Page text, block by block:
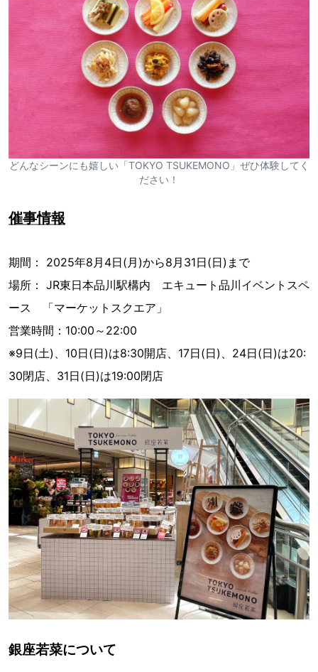
どんなシーンにも嬉しい「TOKYO TSUKEMONO」ぜひ体験してく
ださい！
催事情報
期間： 2025年8月4日(月)から8月31日(日)まで
場所： JR東日本品川駅構内 エキュート品川イベントスペ
ース 「マーケットスクエア」
営業時間：10:00～22:00
※9日(土)、10日(日)は8:30開店、17日(日)、24日(日)は20:
30閉店、31日(日)は19:00閉店
銀座若菜について